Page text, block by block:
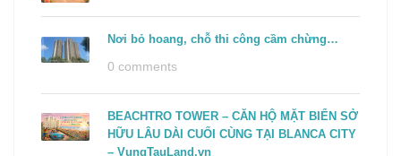
Nơi bỏ hoang, chỗ thi công cầm chừng…
0 comments
BEACHTRO TOWER – CĂN HỘ MẶT BIỂN SỞ
HỮU LÂU DÀI CUỐI CÙNG TẠI BLANCA CITY
– VungTauLand.vn